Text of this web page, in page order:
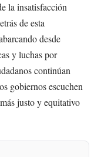
la insatisfacción
de esta
desde
y luchas por
continúan
gobiernos escuchen
justo y equitativo